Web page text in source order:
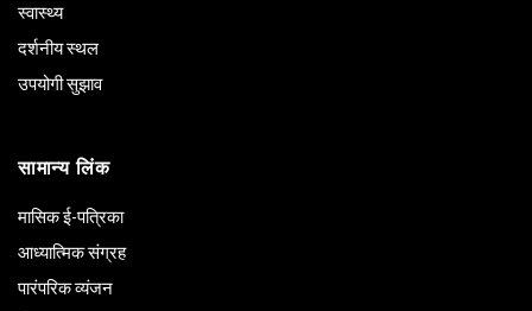
स्वास्थ्य
दर्शनीय स्थल
उपयोगी सुझाव
सामान्य लिंक
मासिक ई-पत्रिका
आध्यात्मिक संग्रह
पारंपरिक व्यंजन